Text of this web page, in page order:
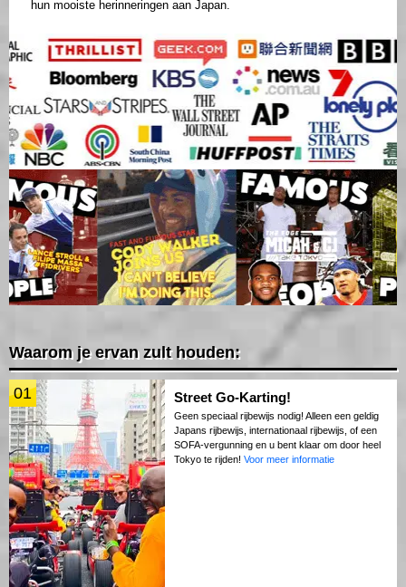
hun mooiste herinneringen aan Japan.
Waarom je ervan zult houden:
01 Street Go-Karting!
Geen speciaal rijbewijs nodig! Alleen een geldig
Japans rijbewijs, internationaal rijbewijs, of een
SOFA-vergunning en u bent klaar om door heel
Tokyo te rijden! Voor meer informatie